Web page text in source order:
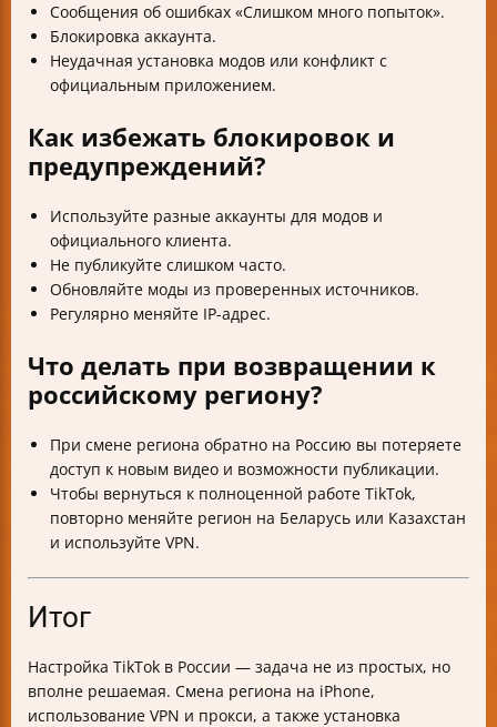
Сообщения об ошибках «Слишком много попыток».
Блокировка аккаунта.
Неудачная установка модов или конфликт с
официальным приложением.
Как избежать блокировок и
предупреждений?
Используйте разные аккаунты для модов и
официального клиента.
Не публикуйте слишком часто.
Обновляйте моды из проверенных источников.
Регулярно меняйте IP-адрес.
Что делать при возвращении к
российскому региону?
При смене региона обратно на Россию вы потеряете
доступ к новым видео и возможности публикации.
Чтобы вернуться к полноценной работе TikTok,
повторно меняйте регион на Беларусь или Казахстан
и используйте VPN.
Итог
Настройка TikTok в России — задача не из простых, но
вполне решаемая. Смена региона на iPhone,
использование VPN и прокси, а также установка